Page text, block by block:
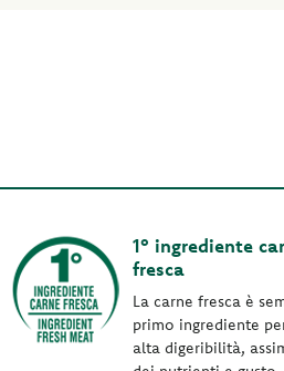
1° ingrediente
fresca
La carne fresca è
primo ingrediente
alta digeribilità,